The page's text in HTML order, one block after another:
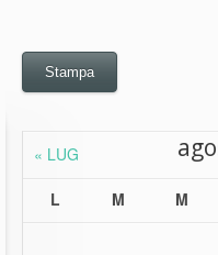
Stampa
« LUG
L M M